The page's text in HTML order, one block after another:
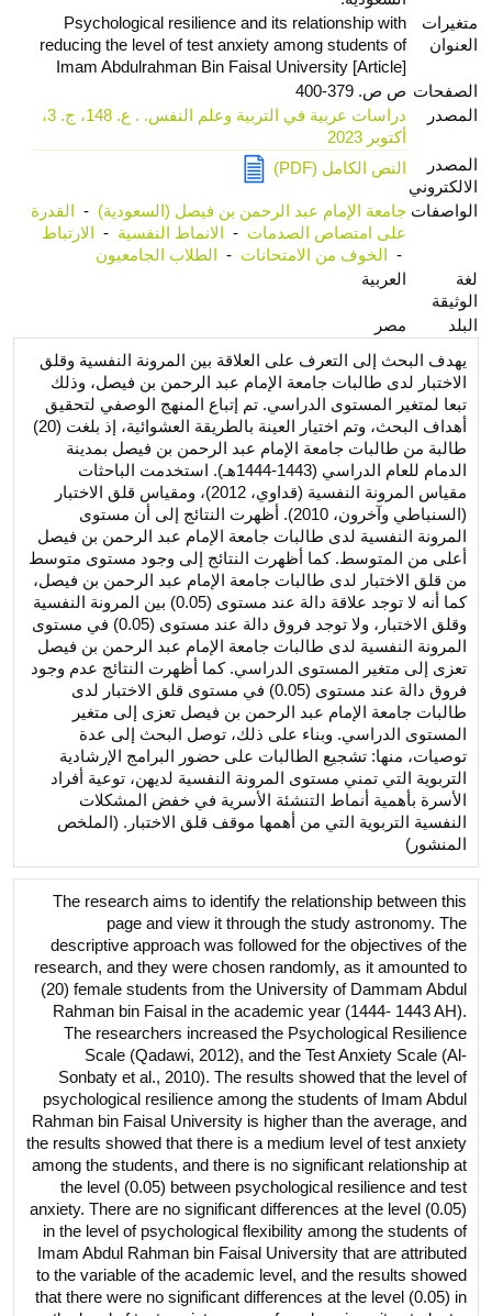
متغيرات
العنوان
Psychological resilience and its relationship with
reducing the level of test anxiety among students of
Imam Abdulrahman Bin Faisal University [Article]
الصفحات ص ص. 379-400
المصدر
دراسات عربية في التربية وعلم النفس. . ع. 148، ج. 3،
أكتوبر 2023
المصدر
الالكتروني
النص الكامل (PDF)
الواصفات جامعة الإمام عبد الرحمن بن فيصل (السعودية) - القدرة
على امتصاص الصدمات - الانماط النفسية - الارتباط
- الخوف من الامتحانات - الطلاب الجامعيون
لغة
الوثيقة
العربية
البلد
مصر
يهدف البحث إلى التعرف على العلاقة بين المرونة النفسية وقلق
الاختبار لدى طالبات جامعة الإمام عبد الرحمن بن فيصل، وذلك
تبعا لمتغير المستوى الدراسي. تم إتباع المنهج الوصفي لتحقيق
أهداف البحث، وتم اختيار العينة بالطريقة العشوائية، إذ بلغت (20)
طالبة من طالبات جامعة الإمام عبد الرحمن بن فيصل بمدينة
الدمام للعام الدراسي (1443-1444هـ). استخدمت الباحثات
مقياس المرونة النفسية (قداوي، 2012)، ومقياس قلق الاختبار
(السنباطي وآخرون، 2010). أظهرت النتائج إلى أن مستوى
المرونة النفسية لدى طالبات جامعة الإمام عبد الرحمن بن فيصل
أعلى من المتوسط. كما أظهرت النتائج إلى وجود مستوى متوسط
من قلق الاختبار لدى طالبات جامعة الإمام عبد الرحمن بن فيصل،
كما أنه لا توجد علاقة دالة عند مستوى (0.05) بين المرونة النفسية
وقلق الاختبار، ولا توجد فروق دالة عند مستوى (0.05) في مستوى
المرونة النفسية لدى طالبات جامعة الإمام عبد الرحمن بن فيصل
تعزى إلى متغير المستوى الدراسي. كما أظهرت النتائج عدم وجود
فروق دالة عند مستوى (0.05) في مستوى قلق الاختبار لدى
طالبات جامعة الإمام عبد الرحمن بن فيصل تعزى إلى متغير
المستوى الدراسي. وبناء على ذلك، توصل البحث إلى عدة
توصيات، منها: تشجيع الطالبات على حضور البرامج الإرشادية
التربوية التي تمني مستوى المرونة النفسية لديهن، توعية أفراد
الأسرة بأهمية أنماط التنشئة الأسرية في خفض المشكلات
النفسية التربوية التي من أهمها موقف قلق الاختبار. (الملخص
المنشور)
The research aims to identify the relationship between this
page and view it through the study astronomy. The
descriptive approach was followed for the objectives of the
research, and they were chosen randomly, as it amounted to
(20) female students from the University of Dammam Abdul
Rahman bin Faisal in the academic year (1444- 1443 AH).
The researchers increased the Psychological Resilience
Scale (Qadawi, 2012), and the Test Anxiety Scale (Al-
Sonbaty et al., 2010). The results showed that the level of
psychological resilience among the students of Imam Abdul
Rahman bin Faisal University is higher than the average, and
the results showed that there is a medium level of test anxiety
among the students, and there is no significant relationship at
the level (0.05) between psychological resilience and test
anxiety. There are no significant differences at the level (0.05)
in the level of psychological flexibility among the students of
Imam Abdul Rahman bin Faisal University that are attributed
to the variable of the academic level, and the results showed
that there were no significant differences at the level (0.05) in